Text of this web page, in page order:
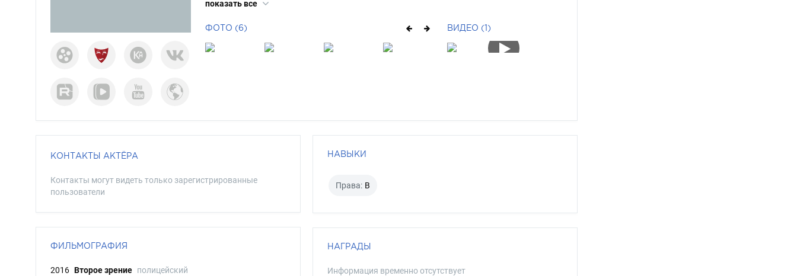
Размер одежды
показать все
ФОТО (6) ВИДЕО (1)
КОНТАКТЫ АКТЁРА
Контакты могут видеть только зарегистрированные
пользователи
ФИЛЬМОГРАФИЯ
2016 Второе зрение полицейский
НАВЫКИ
Права: B
НАГРАДЫ
Информация временно отсутствует